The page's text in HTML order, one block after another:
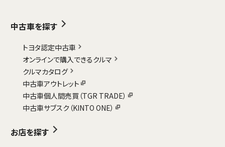
中古車を探す
トヨタ認定中古車
オンラインで購入できるクルマ
クルマカタログ
中古車アウトレット
中古車個人間売買（TGR TRADE）
中古車サブスク（KINTO ONE）
お店を探す